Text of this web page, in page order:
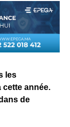
les
cette année.
de